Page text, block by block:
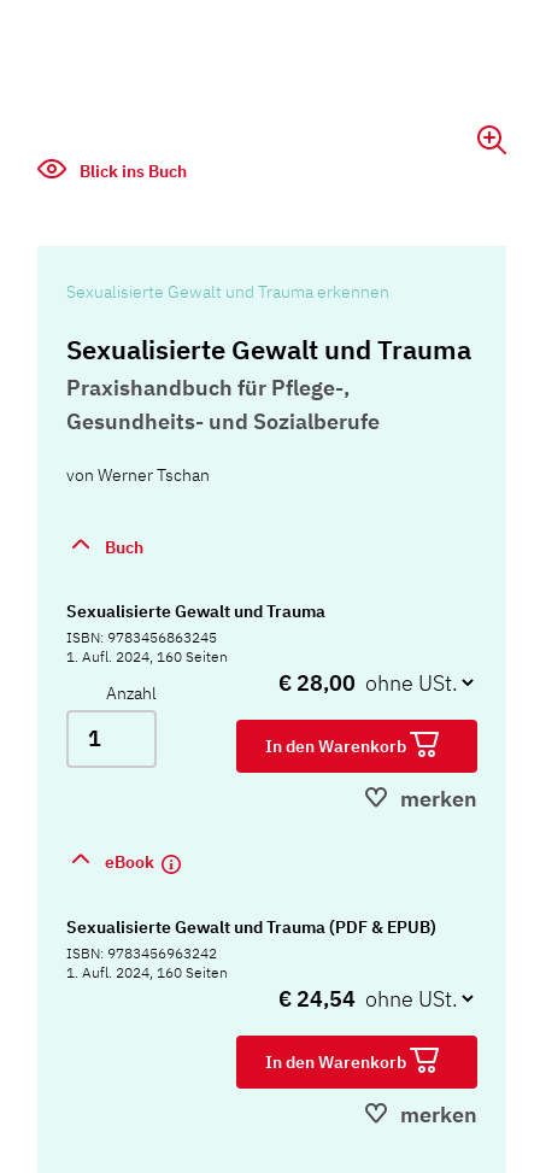
Blick ins Buch
Sexualisierte Gewalt und Trauma erkennen
Sexualisierte Gewalt und Trauma
Praxishandbuch für Pflege-,
Gesundheits- und Sozialberufe
vonWerner Tschan
Buch
Sexualisierte Gewalt und Trauma
ISBN: 9783456863245
1. Aufl. 2024, 160 Seiten
Anzahl € 28,00
In den Warenkorb
merken
eBook
Sexualisierte Gewalt und Trauma (PDF & EPUB)
ISBN: 9783456963242
1. Aufl. 2024, 160 Seiten
€ 24,54
In den Warenkorb
merken